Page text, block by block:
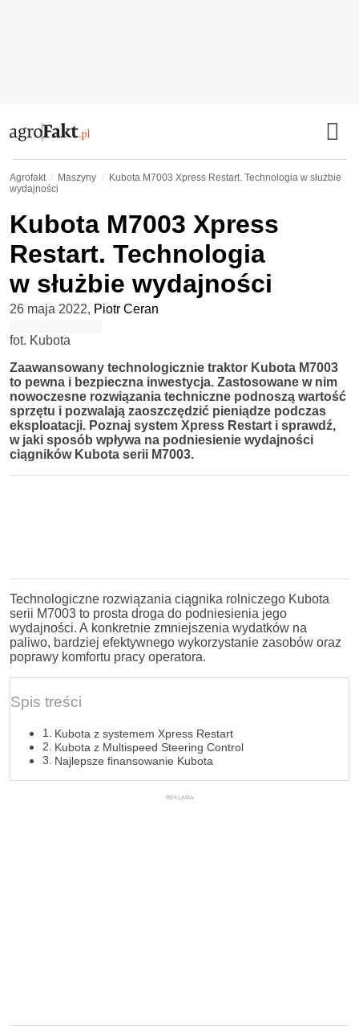
Agrofakt Maszyny
Kubota M7003 Xpress Restart. Technologia w służbie
wydajności
Kubota M7003 Xpress
Restart. Technologia
w służbie wydajności
26 maja 2022, Piotr Ceran
fot. Kubota
Zaawansowany technologicznie traktor Kubota M7003
to pewna i bezpieczna inwestycja. Zastosowane w nim
nowoczesne rozwiązania techniczne podnoszą wartość
sprzętu i pozwalają zaoszczędzić pieniądze podczas
eksploatacji. Poznaj system Xpress Restart i sprawdź,
w jaki sposób wpływa na podniesienie wydajności
ciągników Kubota serii M7003.
Technologiczne rozwiązania ciągnika rolniczego Kubota
serii M7003 to prosta droga do podniesienia jego
wydajności. A konkretnie zmniejszenia wydatków na
paliwo, bardziej efektywnego wykorzystanie zasobów oraz
poprawy komfortu pracy operatora.
Spis treści
Kubota z systemem Xpress Restart
Kubota z Multispeed Steering Control
Najlepsze finansowanie Kubota
REKLAMA